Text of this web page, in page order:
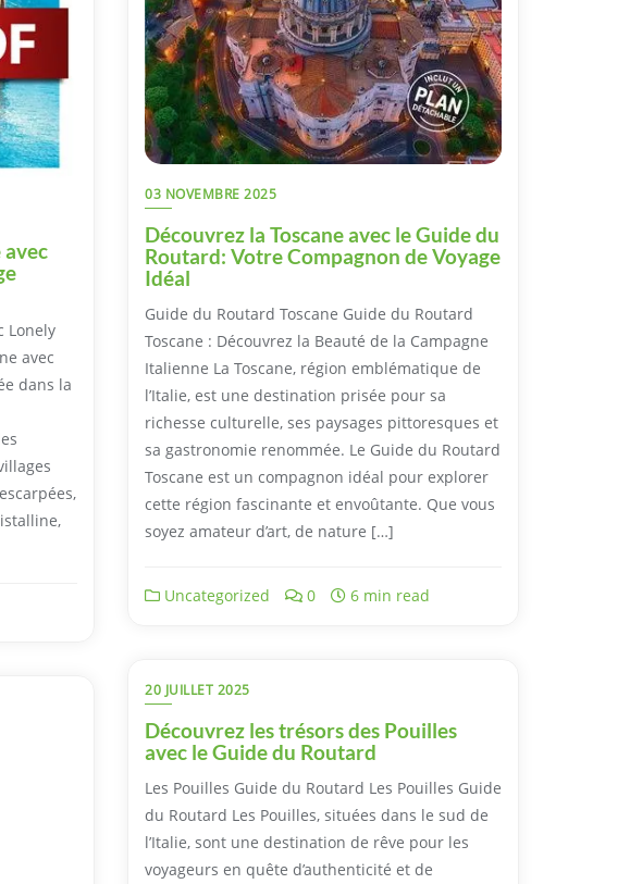
Lonely
avec
dans la
03 NOVEMBRE 2025
Découvrez la Toscane avec le Guide du
Routard: Votre Compagnon de Voyage
Idéal
Guide du Routard Toscane Guide du Routard
Toscane : Découvrez la Beauté de la Campagne
Italienne La Toscane, région emblématique de
l’Italie, est une destination prisée pour sa
richesse culturelle, ses paysages pittoresques et
sa gastronomie renommée. Le Guide du Routard
Toscane est un compagnon idéal pour explorer
cette région fascinante et envoûtante. Que vous
soyez amateur d’art, de nature […]
Uncategorized 0 6 min read
20 JUILLET 2025
Découvrez les trésors des Pouilles
avec le Guide du Routard
Les Pouilles Guide du Routard Les Pouilles Guide
du Routard Les Pouilles, situées dans le sud de
l’Italie, sont une destination de rêve pour les
voyageurs en quête d’authenticité et de